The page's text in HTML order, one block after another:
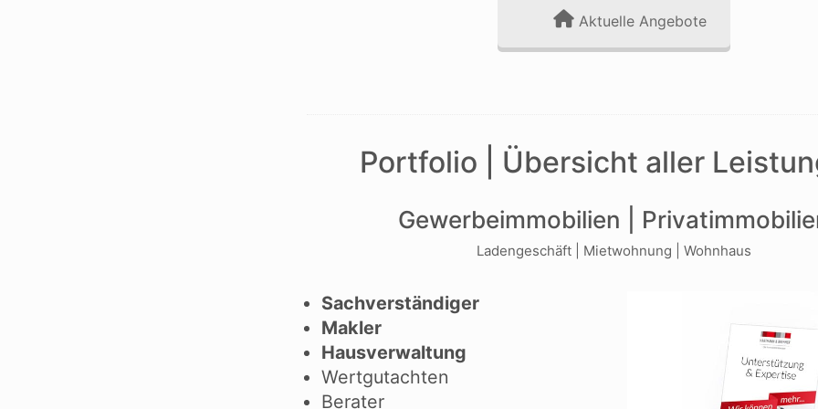
Aktuelle Angebote
Portfolio | Übersicht aller
Gewerbeimmobilien |
Ladengeschäft | Mietwohnung | Wohnhaus
Sachverständiger
Makler
Hausverwaltung
Wertgutachten
Berater
+ zertifizierte und bestätigte Experten
Hartmann & Brehmer GmbH & Co. KG